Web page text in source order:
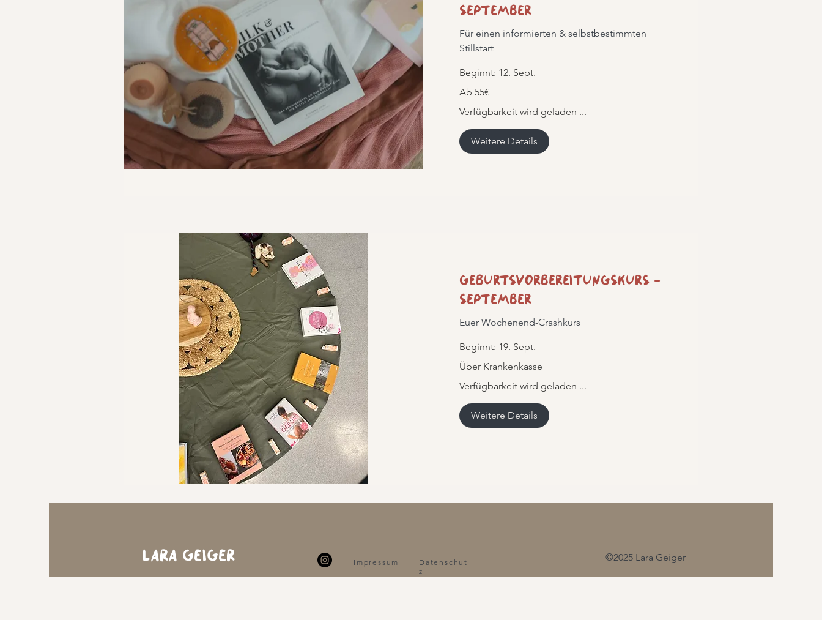
September
Für einen informierten & selbstbestimmten
Stillstart
Beginnt: 12. Sept.
55€
Ab 55€
Verfügbarkeit wird geladen ...
Weitere Details
Geburtsvorbereitungskurs -
September
Euer Wochenend-Crashkurs
Beginnt: 19. Sept.
Über
Krankenkasse
Über Krankenkasse
Verfügbarkeit wird geladen ...
Weitere Details
Lara Geiger Impressum
Datenschut
z
©2025 Lara Geiger